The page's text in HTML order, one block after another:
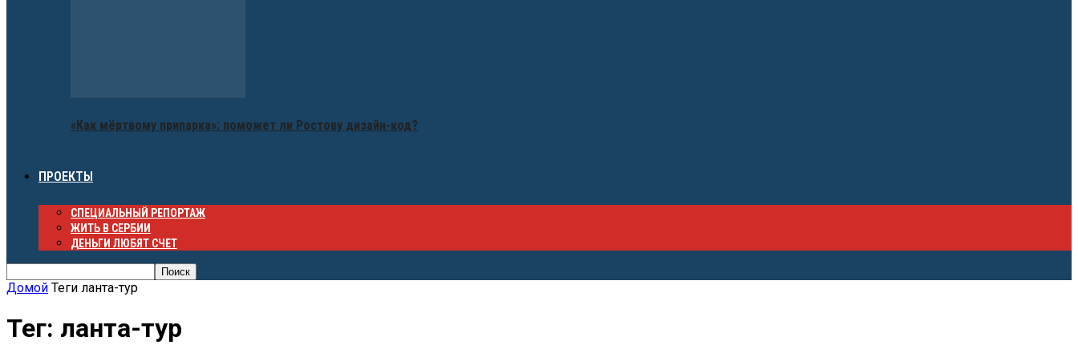
«Как мёртвому припарка»: поможет ли Ростову дизайн-код?
ПРОЕКТЫ
СПЕЦИАЛЬНЫЙ РЕПОРТАЖ
ЖИТЬ В СЕРБИИ
ДЕНЬГИ ЛЮБЯТ СЧЕТ
Домой Теги ланта-тур
Тег: ланта-тур